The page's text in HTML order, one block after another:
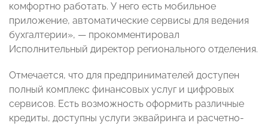
комфортно работать. У него есть мобильное
приложение, автоматические сервисы для ведения
бухгалтерии», — прокомментировал
Исполнительный директор регионального отделения.
Отмечается, что для предпринимателей доступен
полный комплекс финансовых услуг и цифровых
сервисов. Есть возможность оформить различные
кредиты, доступны услуги эквайринга и расчетно-